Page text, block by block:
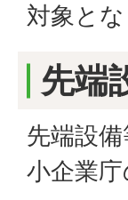
対象とな
先端
先端設
小企業